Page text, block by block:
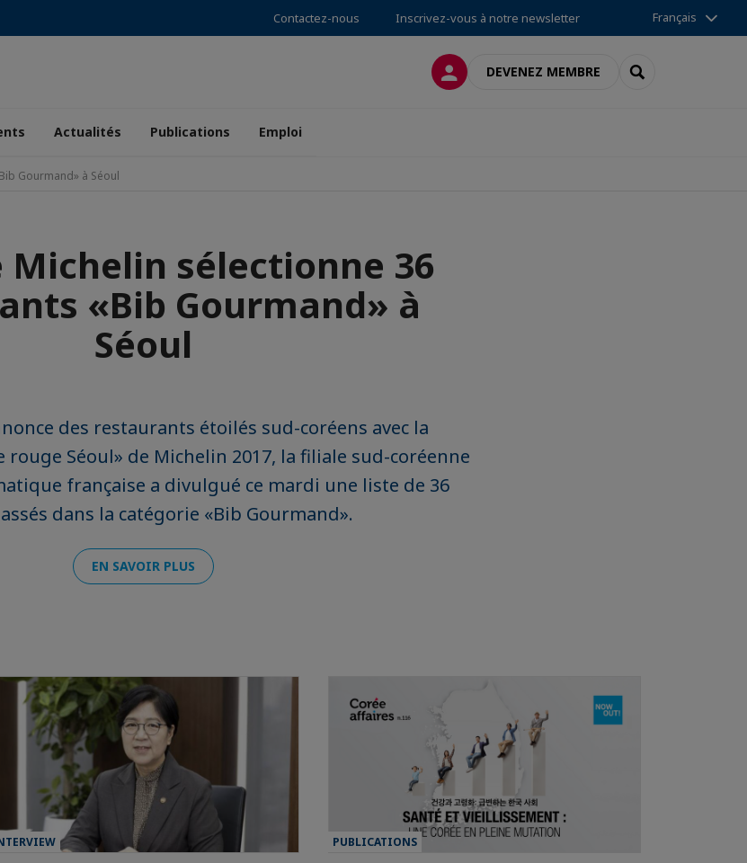
Contactez-nous Inscrivez-vous à notre newsletter Français
CONNEXIONDEVENEZ MEMBRE RECHERCHER
Actualités Publications Emploi
Gourmand» à Séoul
Michelin sélectionne 36
«Bib Gourmand» à
Séoul
des restaurants étoilés sud-coréens avec la
Séoul» de Michelin 2017, la filiale sud-coréenne
française a divulgué ce mardi une liste de 36
dans la catégorie «Bib Gourmand».
EN SAVOIR PLUS
PUBLICATIONS